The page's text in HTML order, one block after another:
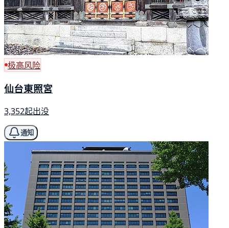
极高风险
仙台東照宮
3,352起出没
通知